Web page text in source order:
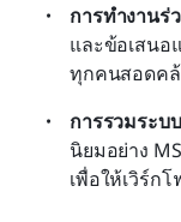
การทำงาน
และข้อเสนอ
ทุกคนสอดคล้
การรวมระบ
นิยมอย่าง
เพื่อให้เวิร์ก